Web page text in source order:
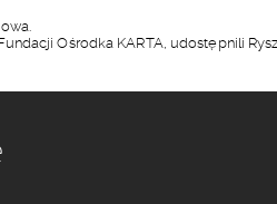
Ośrodka KARTA, udostępnili